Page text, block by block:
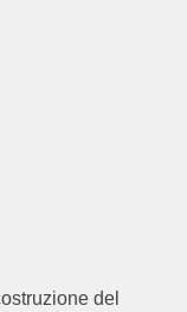
del